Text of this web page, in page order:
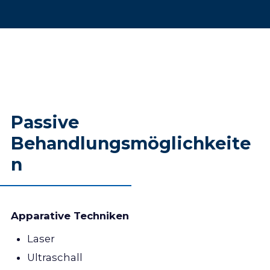
Passive
Behandlungsmöglichkeite
n
Apparative Techniken
Laser
Ultraschall